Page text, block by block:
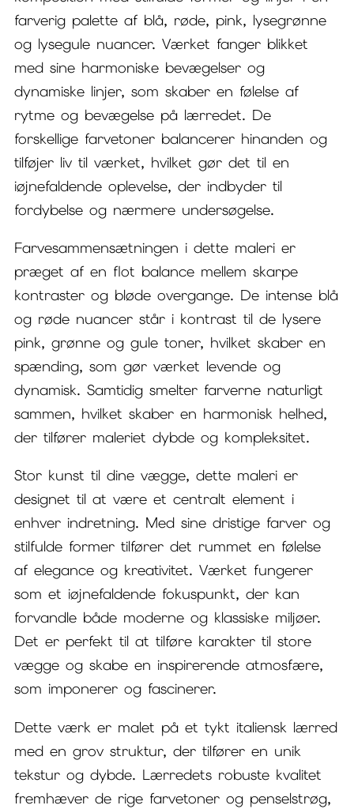
farverig palette af blå, røde, pink, lysegrønne
og lysegule nuancer. Værket fanger blikket
med sine harmoniske bevægelser og
dynamiske linjer, som skaber en følelse af
rytme og bevægelse på lærredet. De
forskellige farvetoner balancerer hinanden og
tilføjer liv til værket, hvilket gør det til en
iøjnefaldende oplevelse, der indbyder til
fordybelse og nærmere undersøgelse.
Farvesammensætningen i dette maleri er
præget af en flot balance mellem skarpe
kontraster og bløde overgange. De intense blå
og røde nuancer står i kontrast til de lysere
pink, grønne og gule toner, hvilket skaber en
spænding, som gør værket levende og
dynamisk. Samtidig smelter farverne naturligt
sammen, hvilket skaber en harmonisk helhed,
der tilfører maleriet dybde og kompleksitet.
Stor kunst til dine vægge, dette maleri er
designet til at være et centralt element i
enhver indretning. Med sine dristige farver og
stilfulde former tilfører det rummet en følelse
af elegance og kreativitet. Værket fungerer
som et iøjnefaldende fokuspunkt, der kan
forvandle både moderne og klassiske miljøer.
Det er perfekt til at tilføre karakter til store
vægge og skabe en inspirerende atmosfære,
som imponerer og fascinerer.
Dette værk er malet på et tykt italiensk lærred
med en grov struktur, der tilfører en unik
tekstur og dybde. Lærredets robuste kvalitet
fremhæver de rige farvetoner og penselstrøg,